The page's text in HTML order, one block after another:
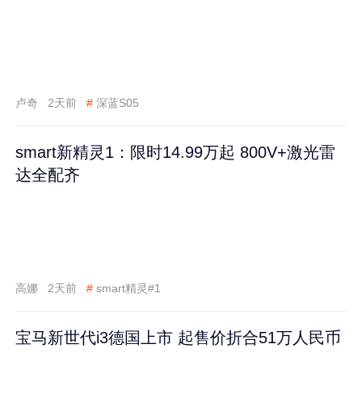
卢奇 2天前 # 深蓝S05
smart新精灵1：限时14.99万起 800V+激光雷
达全配齐
高娜 2天前 # smart精灵#1
宝马新世代i3德国上市 起售价折合51万人民币